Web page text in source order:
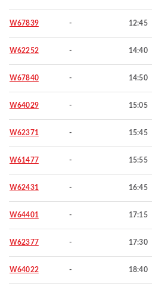
W67839 - 12:45
W62252 - 14:40
W67840 - 14:50
W64029 - 15:05
W62371 - 15:45
W61477 - 15:55
W62431 - 16:45
W64401 - 17:15
W62377 - 17:30
W64022 - 18:40